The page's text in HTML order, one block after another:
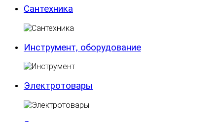
Сантехника
Инструмент, оборудование
Электротовары